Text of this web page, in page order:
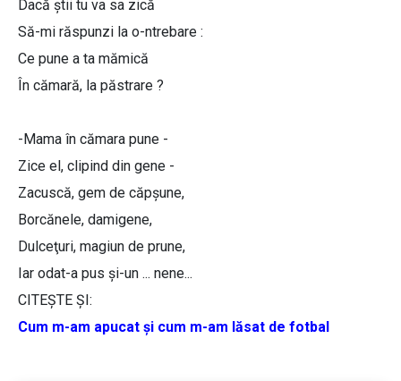
Dacă ştii tu va sa zică
Să-mi răspunzi la o-ntrebare :
Ce pune a ta mămică
În cămară, la păstrare ?
-Mama în cămara pune -
Zice el, clipind din gene -
Zacuscă, gem de căpşune,
Borcănele, damigene,
Dulceţuri, magiun de prune,
Iar odat-a pus şi-un ... nene...
CITEŞTE ŞI:
Cum m-am apucat și cum m-am lăsat de fotbal